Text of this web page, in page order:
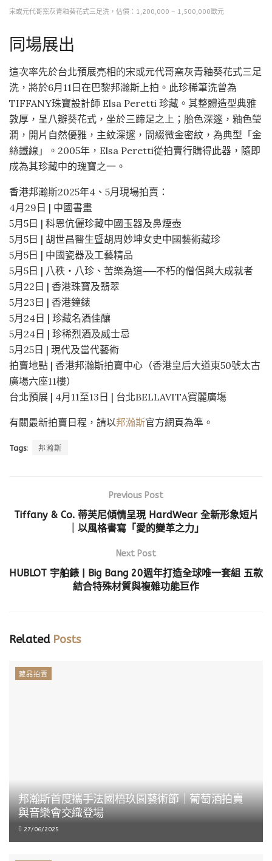
宋或元代哥窯灰青釉葵花式三足洗，估價：1,200,000 – 1,500,000歐元
同場展出
這次率先於台北預展亮相的宋或元代哥窯灰青釉葵花式三足
洗，將於6月11日在巴黎邦瀚斯上拍。此珍稀筆洗曾為
TIFFANY珠寶設計師 Elsa Peretti 珍藏。其整體造型典雅
敦厚，呈八瓣葵花式，坐於三蹄足之上；胎色深邃，釉色瑩
潤，開片自然優雅，主紋深邃，間綴微金密紋，為典型「金
絲鐵線」。2005年，Elsa Peretti從拍賣行購得此器，隨即
成為其珍藏中的瑰寶之一。
香港邦瀚斯2025年4、5月現場拍賣：
4月29日 | 中國書畫
5月5日 | 科恩伉儷珍藏中國玉器及鼻煙壺
5月5日 | 胡世昌醫生暨胡周妙坤女史中國藝術藏珍
5月5日 | 中國瓷器及工藝精品
5月5日 | 八秩‧八珍、苦樂為道──不朽的僧侶與大成就者
5月22日 | 香港珠寶及翡翠
5月23日 | 香港鐘錶
5月24日 | 珍藏名酒佳釀
5月24日 | 珍稀烈酒及威士忌
5月25日 | 現代及當代藝術
拍賣地點 | 香港邦瀚斯拍賣中心（香港皇后大道東50號太古
廣場六座11樓）
台北預展 | 4月11至13日 | 台北BELLAVITA寶麗廣塲
有關最新拍賣日程，請以邦瀚斯官方網頁為準。
Tags: 邦瀚斯
Previous Post
Tiffany & Co. 蒂芙尼傾情呈現 HardWear 全新形象短片
｜以風格書寫「愛的變革之力」
Next Post
HUBLOT 宇舶錶 | Big Bang 20週年打造全球唯一套組 五款
結合特殊材質與複雜功能巨作
RelatedPosts
藏品拍賣
邦瀚斯首度攜手法國梧玖園藝術節｜葡萄酒拍賣
與音樂會交織登場
27/06/2025